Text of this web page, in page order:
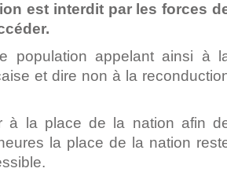
est interdit par les forces
population appelant ainsi à
et dire non à la
à la place de la nation afin
la place de la nation